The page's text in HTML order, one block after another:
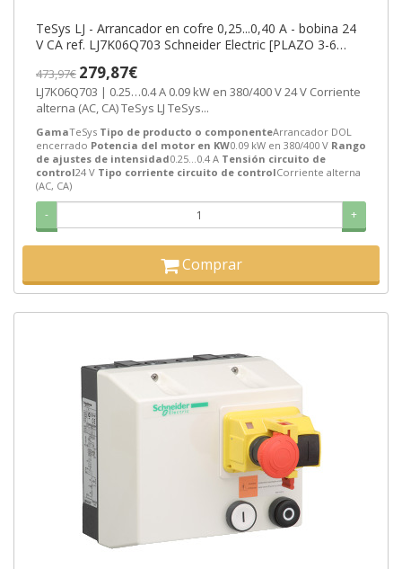
TeSys LJ - Arrancador en cofre 0,25...0,40 A - bobina 24
V CA ref. LJ7K06Q703 Schneider Electric [PLAZO 3-6
473,97€ 279,87€
LJ7K06Q703 | 0.25…0.4 A 0.09 kW en 380/400 V 24 V Corriente
alterna (AC, CA) TeSys LJ TeSys...
GamaTeSys Tipo de producto o componenteArrancador DOL
encerrado Potencia del motor en KW0.09 kW en 380/400 V Rango
de ajustes de intensidad0.25…0.4 A Tensión circuito de
control24 V Tipo corriente circuito de controlCorriente alterna
(AC, CA)
- +
Comprar